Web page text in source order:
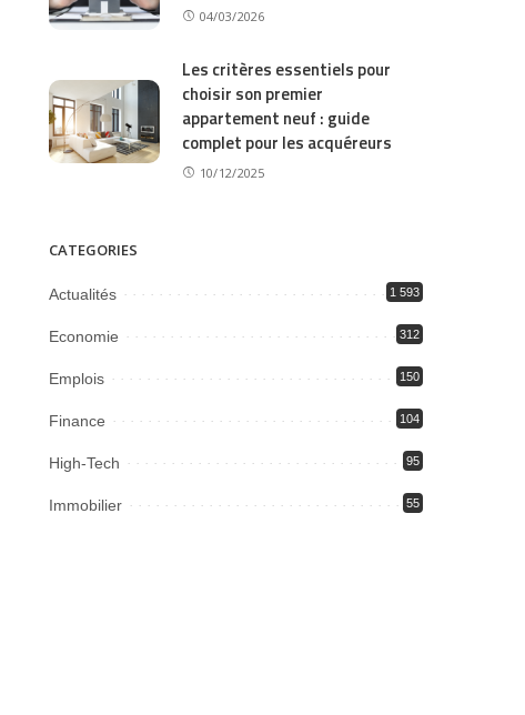
04/03/2026
Les critères essentiels pour
choisir son premier
appartement neuf : guide
complet pour les acquéreurs
10/12/2025
CATEGORIES
Actualités 1 593
Economie 312
Emplois 150
Finance 104
High-Tech 95
Immobilier 55